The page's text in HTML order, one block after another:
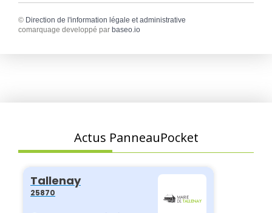
© Direction de l'information légale et administrative
comarquage developpé par baseo.io
Actus PanneauPocket